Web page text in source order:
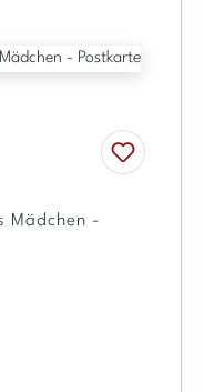
Mädchen -